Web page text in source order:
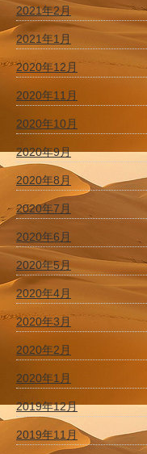
2021年2月
2021年1月
2020年12月
2020年11月
2020年10月
2020年9月
2020年8月
2020年7月
2020年6月
2020年5月
2020年4月
2020年3月
2020年2月
2020年1月
2019年12月
2019年11月